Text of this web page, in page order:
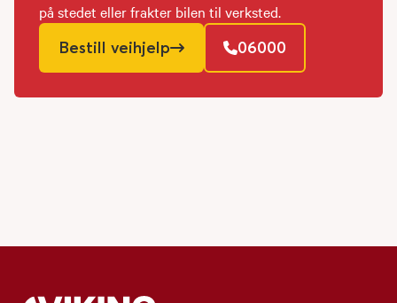
på stedet eller frakter bilen til verksted.
Bestill veihjelp 06000